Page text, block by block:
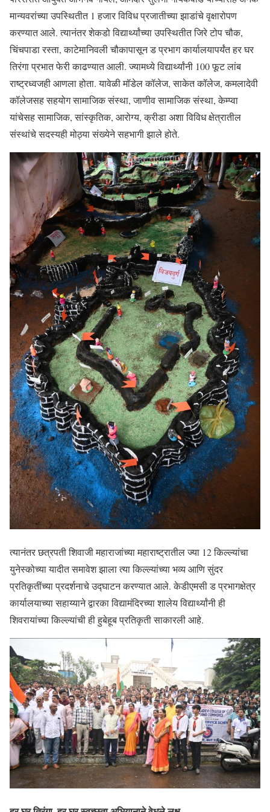
मान्यवरांच्या उपस्थितीत 1 हजार विविध प्रजातीच्या झाडांचे वृक्षारोपण
करण्यात आले. त्यानंतर शेकडो विद्यार्थ्यांच्या उपस्थितीत जिरे टोप चौक,
चिंचपाडा रस्ता, काटेमानिवली चौकापासून ड प्रभाग कार्यालयापर्यंत हर घर
तिरंगा प्रभात फेरी काढण्यात आली. ज्यामध्ये विद्यार्थ्यांनी 100 फूट लांब
राष्ट्रध्वजही आणला होता. यावेळी मॉडेल कॉलेज, साकेत कॉलेज, कमलादेवी
कॉलेजसह सहयोग सामाजिक संस्था, जाणीव सामाजिक संस्था, केम्प्वा
यांचेसह सामाजिक, सांस्कृतिक, आरोग्य, क्रीडा अशा विविध क्षेत्रातील
संस्थांचे सदस्यही मोठ्या संख्येने सहभागी झाले होते.
त्यानंतर छत्रपती शिवाजी महाराजांच्या महाराष्ट्रातील ज्या 12 किल्ल्यांचा
युनेस्कोच्या यादीत समावेश झाला त्या किल्ल्यांच्या भव्य आणि सुंदर
प्रतिकृतींच्या प्रदर्शनाचे उद्घाटन करण्यात आले. केडीएमसी ड प्रभागक्षेत्र
कार्यालयाच्या सहाय्याने द्वारका विद्यामंदिरच्या शालेय विद्यार्थ्यांनी ही
शिवरायांच्या किल्ल्यांची ही हुबेहूब प्रतिकृती साकारली आहे.